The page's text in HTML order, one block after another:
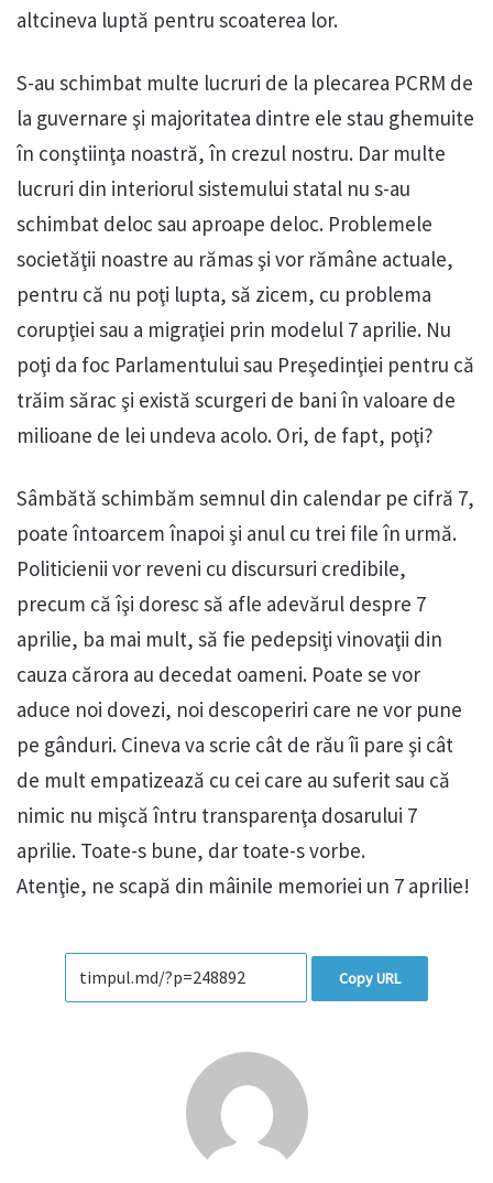
altcineva luptă pentru scoaterea lor.
S-au schimbat multe lucruri de la plecarea PCRM de
la guvernare şi majoritatea dintre ele stau ghemuite
în conştiinţa noastră, în crezul nostru. Dar multe
lucruri din interiorul sistemului statal nu s-au
schimbat deloc sau aproape deloc. Problemele
societăţii noastre au rămas şi vor rămâne actuale,
pentru că nu poţi lupta, să zicem, cu problema
corupţiei sau a migraţiei prin modelul 7 aprilie. Nu
poţi da foc Parlamentului sau Preşedinţiei pentru că
trăim sărac şi există scurgeri de bani în valoare de
milioane de lei undeva acolo. Ori, de fapt, poţi?
Sâmbătă schimbăm semnul din calendar pe cifră 7,
poate întoarcem înapoi şi anul cu trei file în urmă.
Politicienii vor reveni cu discursuri credibile,
precum că îşi doresc să afle adevărul despre 7
aprilie, ba mai mult, să fie pedepsiţi vinovaţii din
cauza cărora au decedat oameni. Poate se vor
aduce noi dovezi, noi descoperiri care ne vor pune
pe gânduri. Cineva va scrie cât de rău îi pare şi cât
de mult empatizează cu cei care au suferit sau că
nimic nu mişcă întru transparenţa dosarului 7
aprilie. Toate-s bune, dar toate-s vorbe.
Atenţie, ne scapă din mâinile memoriei un 7 aprilie!
Copy URL